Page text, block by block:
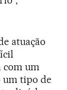
atuação
com um
um tipo de